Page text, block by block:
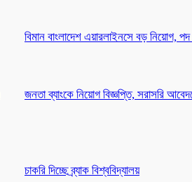
বিমান বাংলাদেশ এয়ারলাইনসে বড় নিয়োগ,
জনতা ব্যাংকে নিয়োগ বিজ্ঞপ্তি, সরাসরি
চাকরি দিচ্ছে ব্র্যাক বিশ্ববিদ্যালয়